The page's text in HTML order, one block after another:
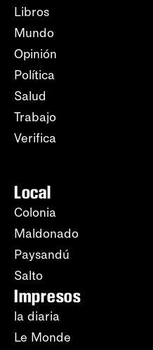
Libros
Mundo
Opinión
Política
Salud
Trabajo
Verifica
Local
Colonia
Maldonado
Paysandú
Salto
Impresos
la diaria
Le Monde